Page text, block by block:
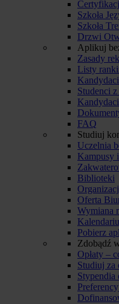
Szkoła
Szkoła
Drzwi
Aplikuj
Zasady
Listy
Studenci
FAQ
Studiuj
Uczelnia
Kampusy
Biblioteki
Oferta
Wymiana
Pobierz
Zdobądź
Opłaty –
Studiuj za
Stypendia